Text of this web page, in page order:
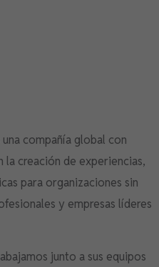
compañía global con
la creación de experiencias,
para organizaciones sin
y empresas líderes
junto a sus equipos